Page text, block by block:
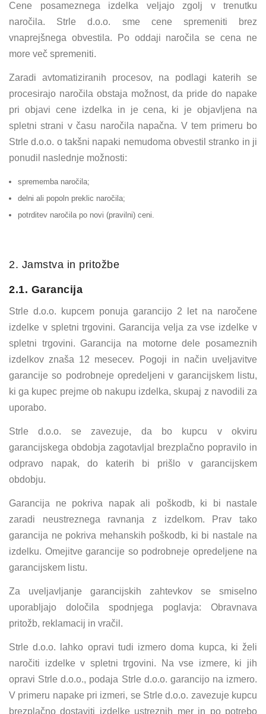
Cene posameznega izdelka veljajo zgolj v trenutku
naročila. Strle d.o.o. sme cene spremeniti brez
vnaprejšnega obvestila. Po oddaji naročila se cena ne
more več spremeniti.
Zaradi avtomatiziranih procesov, na podlagi katerih se
procesirajo naročila obstaja možnost, da pride do napake
pri objavi cene izdelka in je cena, ki je objavljena na
spletni strani v času naročila napačna. V tem primeru bo
Strle d.o.o. o takšni napaki nemudoma obvestil stranko in ji
ponudil naslednje možnosti:
sprememba naročila;
delni ali popoln preklic naročila;
potrditev naročila po novi (pravilni) ceni.
2. Jamstva in pritožbe
2.1. Garancija
Strle d.o.o. kupcem ponuja garancijo 2 let na naročene
izdelke v spletni trgovini. Garancija velja za vse izdelke v
spletni trgovini. Garancija na motorne dele posameznih
izdelkov znaša 12 mesecev. Pogoji in način uveljavitve
garancije so podrobneje opredeljeni v garancijskem listu,
ki ga kupec prejme ob nakupu izdelka, skupaj z navodili za
uporabo.
Strle d.o.o. se zavezuje, da bo kupcu v okviru
garancijskega obdobja zagotavljal brezplačno popravilo in
odpravo napak, do katerih bi prišlo v garancijskem
obdobju.
Garancija ne pokriva napak ali poškodb, ki bi nastale
zaradi neustreznega ravnanja z izdelkom. Prav tako
garancija ne pokriva mehanskih poškodb, ki bi nastale na
izdelku. Omejitve garancije so podrobneje opredeljene na
garancijskem listu.
Za uveljavljanje garancijskih zahtevkov se smiselno
uporabljajo določila spodnjega poglavja: Obravnava
pritožb, reklamacij in vračil.
Strle d.o.o. lahko opravi tudi izmero doma kupca, ki želi
naročiti izdelke v spletni trgovini. Na vse izmere, ki jih
opravi Strle d.o.o., podaja Strle d.o.o. garancijo na izmero.
V primeru napake pri izmeri, se Strle d.o.o. zavezuje kupcu
brezplačno dostaviti izdelke ustreznih mer in po potrebo